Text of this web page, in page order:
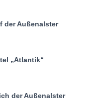
der Außenalster
„Atlantik“
der Außenalster